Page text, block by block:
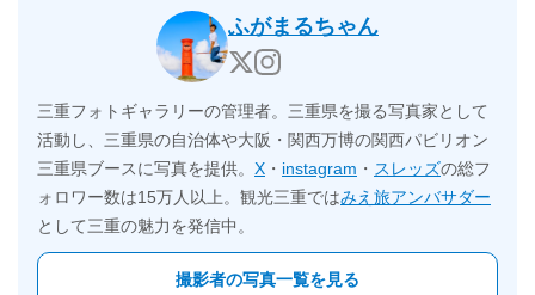
ふがまるちゃん
三重フォトギャラリーの管理者。三重県を撮る写真家として
活動し、三重県の自治体や大阪・関西万博の関西パビリオン
三重県ブースに写真を提供。 X ・ instagram ・ スレッズの総フ
ォロワー数は15万人以上。観光三重ではみえ旅アンバサダー
として三重の魅力を発信中。
撮影者の写真一覧を見る